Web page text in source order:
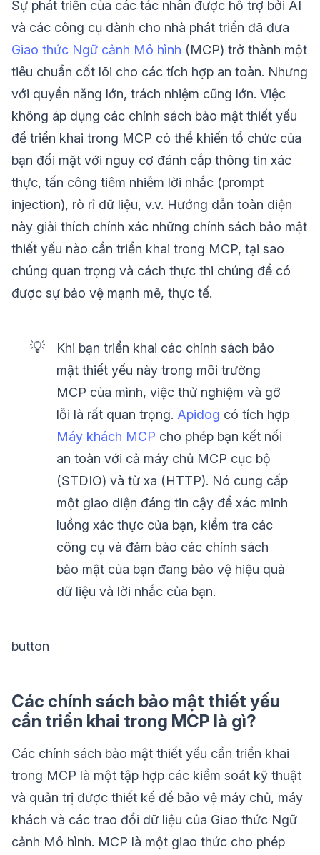
Sự phát triển của các tác nhân được hỗ trợ bởi AI
và các công cụ dành cho nhà phát triển đã đưa
Giao thức Ngữ cảnh Mô hình (MCP) trở thành một
tiêu chuẩn cốt lõi cho các tích hợp an toàn. Nhưng
với quyền năng lớn, trách nhiệm cũng lớn. Việc
không áp dụng các chính sách bảo mật thiết yếu
để triển khai trong MCP có thể khiến tổ chức của
bạn đối mặt với nguy cơ đánh cắp thông tin xác
thực, tấn công tiêm nhiễm lời nhắc (prompt
injection), rò rỉ dữ liệu, v.v. Hướng dẫn toàn diện
này giải thích chính xác những chính sách bảo mật
thiết yếu nào cần triển khai trong MCP, tại sao
chúng quan trọng và cách thực thi chúng để có
được sự bảo vệ mạnh mẽ, thực tế.
💡
Khi bạn triển khai các chính sách bảo
mật thiết yếu này trong môi trường
MCP của mình, việc thử nghiệm và gỡ
lỗi là rất quan trọng. Apidog có tích hợp
Máy khách MCP cho phép bạn kết nối
an toàn với cả máy chủ MCP cục bộ
(STDIO) và từ xa (HTTP). Nó cung cấp
một giao diện đáng tin cậy để xác minh
luồng xác thực của bạn, kiểm tra các
công cụ và đảm bảo các chính sách
bảo mật của bạn đang bảo vệ hiệu quả
dữ liệu và lời nhắc của bạn.
button
Các chính sách bảo mật thiết yếu
cần triển khai trong MCP là gì?
Các chính sách bảo mật thiết yếu cần triển khai
trong MCP là một tập hợp các kiểm soát kỹ thuật
và quản trị được thiết kế để bảo vệ máy chủ, máy
khách và các trao đổi dữ liệu của Giao thức Ngữ
cảnh Mô hình. MCP là một giao thức cho phép